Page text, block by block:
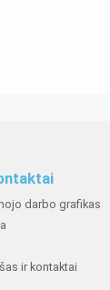
darbo grafikas
ir kontaktai